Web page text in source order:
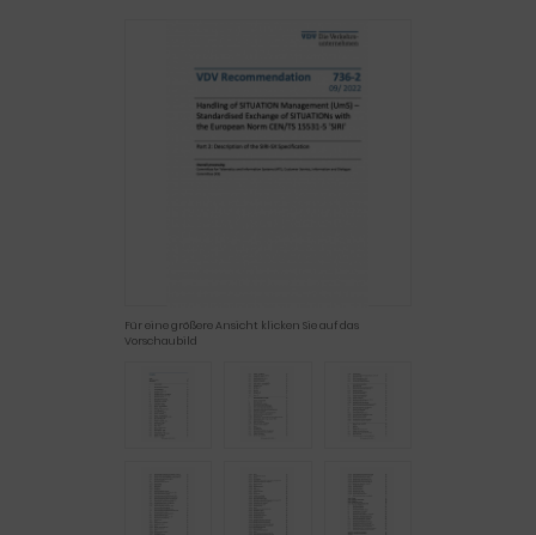
Für eine größere Ansicht klicken Sie auf das
Vorschaubild